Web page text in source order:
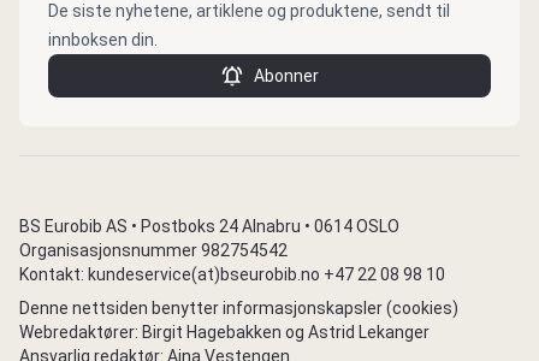
De siste nyhetene, artiklene og produktene, sendt til
innboksen din.
Abonner
BS Eurobib AS • Postboks 24 Alnabru • 0614 OSLO
Organisasjonsnummer 982754542
Kontakt: kundeservice(at)bseurobib.no +47 22 08 98 10
Denne nettsiden benytter informasjonskapsler (cookies)
Webredaktører: Birgit Hagebakken og Astrid Lekanger
Ansvarlig redaktør: Aina Vestengen